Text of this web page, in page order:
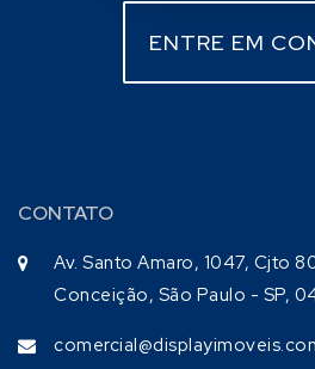
ENTRE EM
CONTATO
Av. Santo Amaro, 1047, Cjto
Conceição, São Paulo - SP,